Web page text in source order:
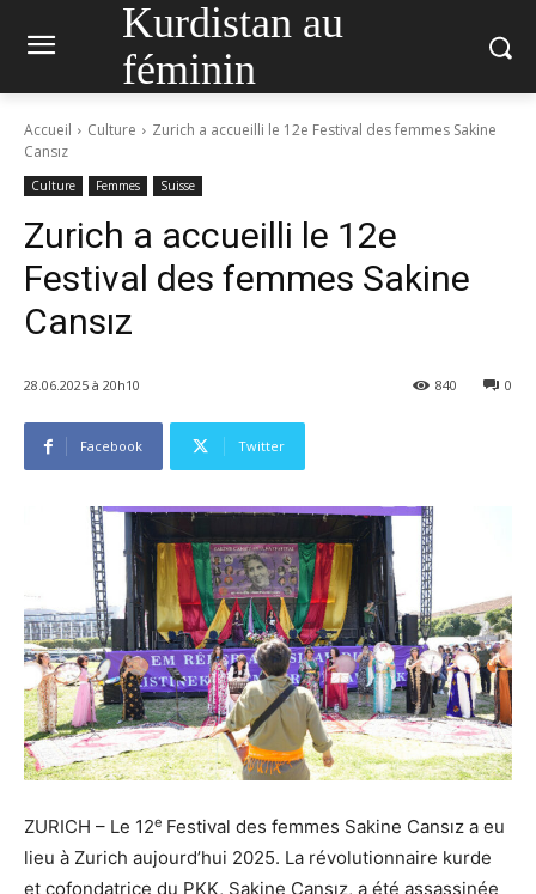
Kurdistan au
féminin
Accueil Culture
Zurich a accueilli le 12e Festival des femmes Sakine
Cansız
Culture Femmes Suisse
Zurich a accueilli le 12e
Festival des femmes Sakine
Cansız
28.06.2025 à 20h10 0
840
Facebook Twitter
ZURICH – Le 12e Festival des femmes Sakine Cansız a eu
lieu à Zurich aujourd’hui 2025. La révolutionnaire kurde
et cofondatrice du PKK, Sakine Cansız, a été assassinée